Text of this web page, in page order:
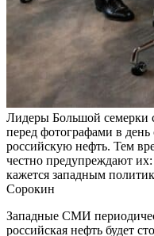
Лидеры Большой семерки
перед фотографами в
российскую нефть. Тем
честно предупреждают их:
кажется западным
Сорокин
Западные СМИ
российская нефть будет